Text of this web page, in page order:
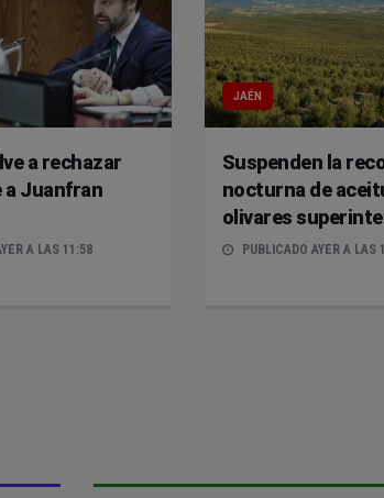
a rechazar
a Juanfran
A LAS 11:58
JAÉN
Suspenden la
nocturna de
olivares
PUBLICADO AYER A LAS